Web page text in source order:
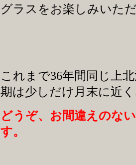
グラスをお楽しみいた
これまで36年間同じ上
期は少しだけ月末に近
どうぞ、お間違えのな
す。